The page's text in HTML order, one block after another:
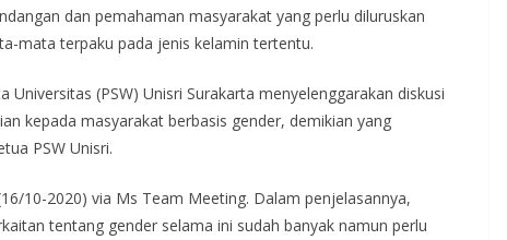
dan pemahaman masyarakat yang perlu diluruskan
mata terpaku pada jenis kelamin tertentu.
(PSW) Unisri Surakarta menyelenggarakan diskusi
kepada masyarakat berbasis gender, demikian yang
PSW Unisri.
10-2020) via Ms Team Meeting. Dalam penjelasannya,
tentang gender selama ini sudah banyak namun perlu